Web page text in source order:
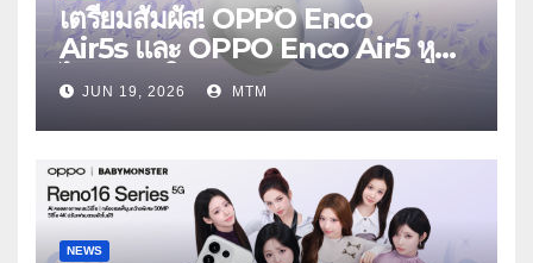
เตรียมสัมผัส! OPPO Enco
Air5s และ OPPO Enco Air5 หูฟัง
ไร้สายรุ่นใหม่ล่าสุด มาพร้อมระบบ
ตัดเสียงรบกวน เบาสบายเหมือนไม่ได้
ใส่
JUN 19, 2026 MTM
NEWS